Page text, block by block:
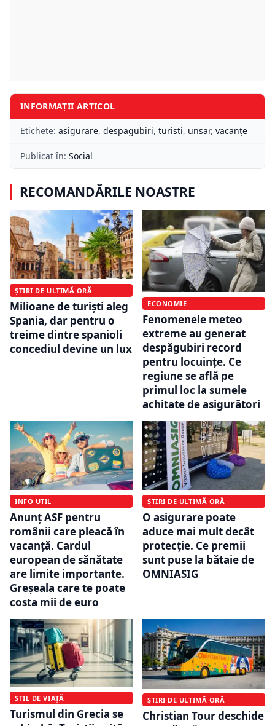
INFORMAȚII ARTICOL
Etichete: asigurare, despagubiri, turisti, unsar, vacanțe
Publicat în: Social
RECOMANDĂRILE NOASTRE
ȘTIRI DE ULTIMĂ ORĂ
Milioane de turiști aleg
Spania, dar pentru o
treime dintre spanioli
concediul devine un lux
ECONOMIE
Fenomenele meteo
extreme au generat
despăgubiri record
pentru locuințe. Ce
regiune se află pe
primul loc la sumele
achitate de asigurători
INFO UTIL
Anunț ASF pentru
românii care pleacă în
vacanță. Cardul
european de sănătate
are limite importante.
Greșeala care te poate
costa mii de euro
ȘTIRI DE ULTIMĂ ORĂ
O asigurare poate
aduce mai mult decât
protecție. Ce premii
sunt puse la bătaie de
OMNIASIG
STIL DE VIAȚĂ
Turismul din Grecia se
ȘTIRI DE ULTIMĂ ORĂ
Christian Tour deschide